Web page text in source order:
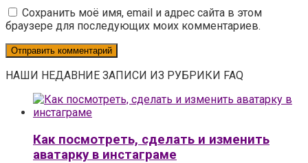
Сохранить моё имя, email и адрес сайта в этом
браузере для последующих моих комментариев.
НАШИ НЕДАВНИЕ ЗАПИСИ ИЗ РУБРИКИ FAQ
Как посмотреть, сделать и изменить
аватарку в инстаграме